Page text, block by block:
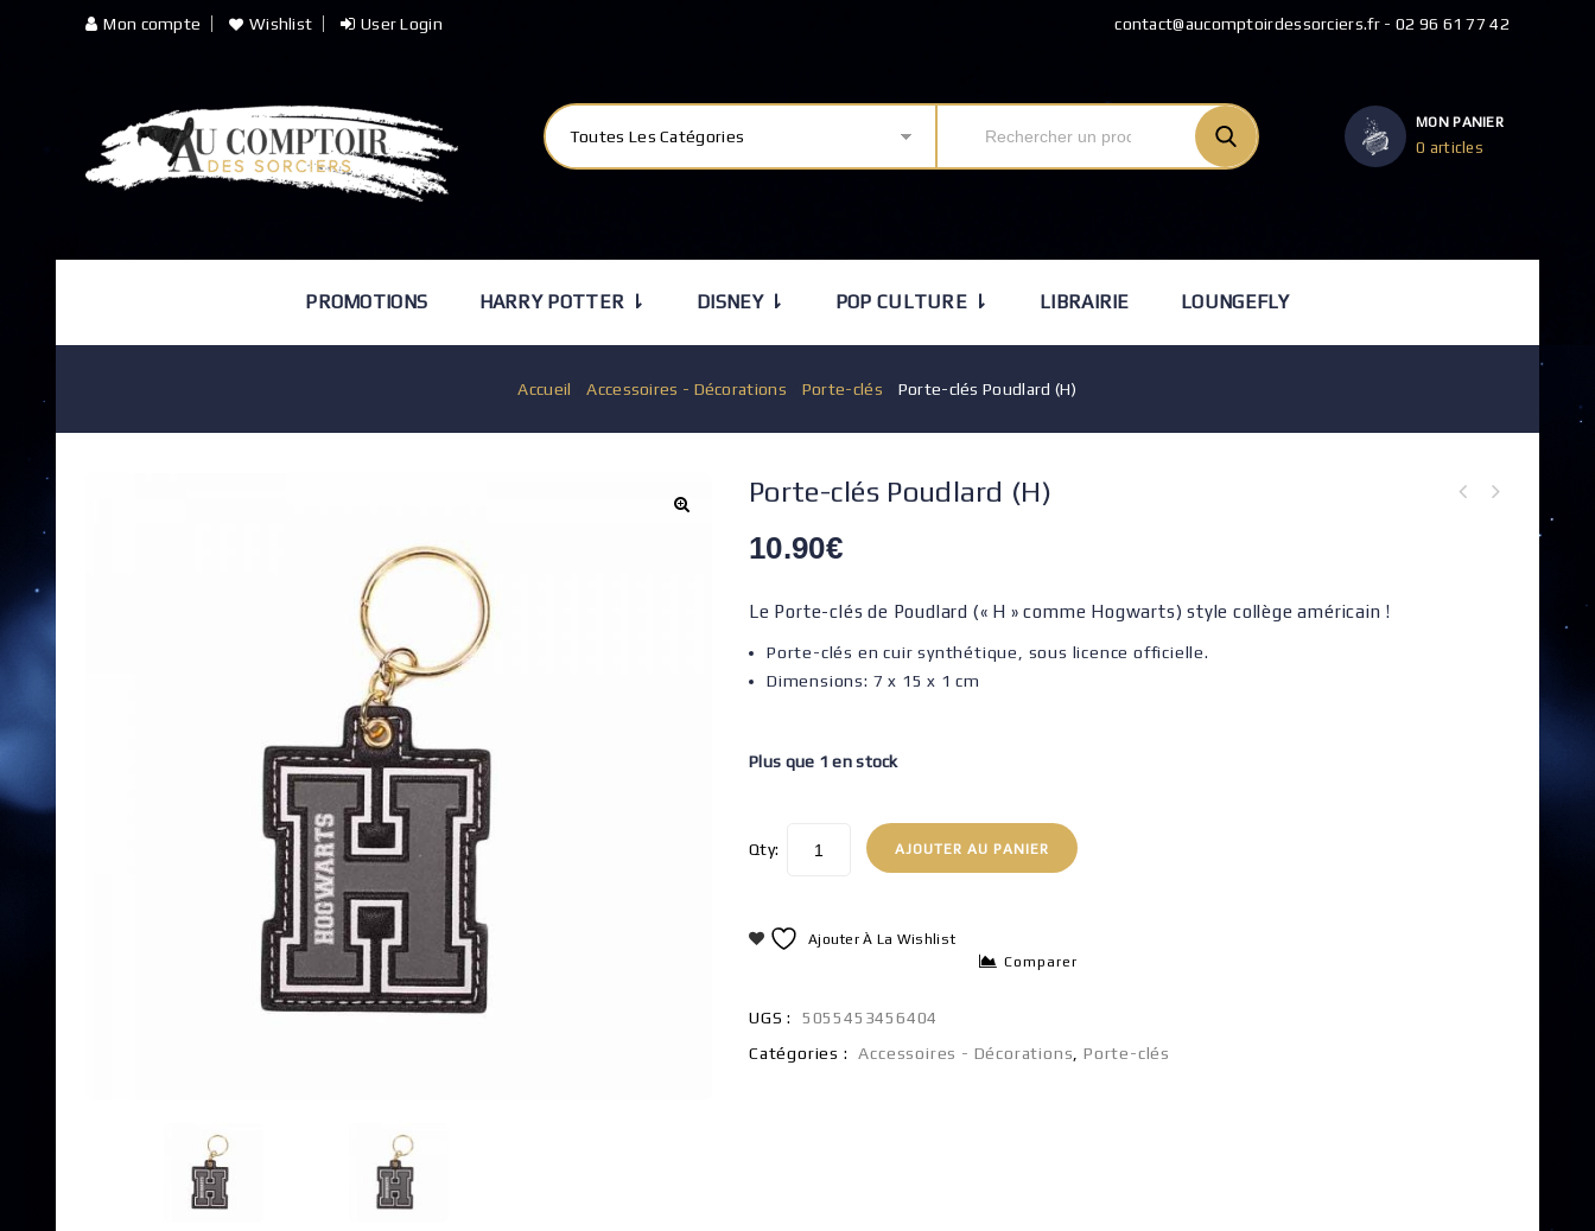
Mon compte Wishlist User Login contact@aucomptoirdessorciers.fr - 02 96 61 77 42
Toutes Les Catégories
MON PANIER
0 articles
PROMOTIONS HARRY POTTER ⇂ DISNEY ⇂ POP CULTURE ⇂ LIBRAIRIE LOUNGEFLY
Accueil /Accessoires - Décorations Porte-clés Porte-clés Poudlard (H)
Porte-clés Poudlard (H)
10.90€
Le Porte-clés de Poudlard (« H » comme Hogwarts) style collège américain !
Porte-clés en cuir synthétique, sous licence officielle.
Dimensions: 7 x 15 x 1 cm
Plus que 1 en stock
Qty: AJOUTER AU PANIER
Ajouter À La Wishlist
Comparer
UGS :
5055453456404
Catégories :
Accessoires - Décorations ,Porte-clés